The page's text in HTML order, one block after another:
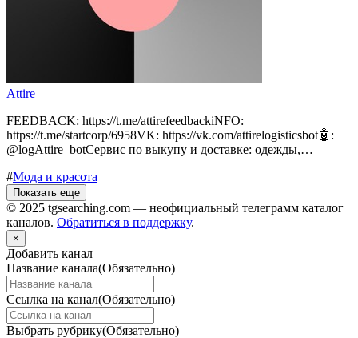
Attire
FEEDBACK: https://t.me/attirefeedbackiNFO:
https://t.me/startcorp/6958VK: https://vk.com/attirelogisticsbot🤖:
@logAttire_botСервис по выкупу и доставке: одежды,…
#Мода и красота
Показать еще
© 2025 tgsearching.com — неофициальный телеграмм каталог
каналов. Обратиться в поддержку.
×
Добавить канал
Название канала(Обязательно)
Ссылка на канал(Обязательно)
Выбрать рубрику(Обязательно)